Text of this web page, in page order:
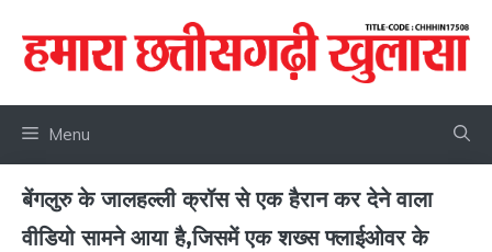
content
Menu
बेंगलुरु के जालहल्ली क्रॉस से एक हैरान कर देने वाला
वीडियो सामने आया है,जिसमें एक शख्स फ्लाईओवर के